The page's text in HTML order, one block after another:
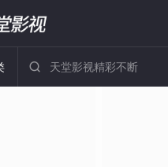
